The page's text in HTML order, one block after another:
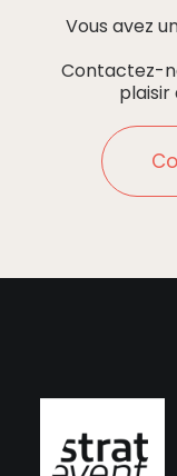
Vous avez
Contactez-
plaisir